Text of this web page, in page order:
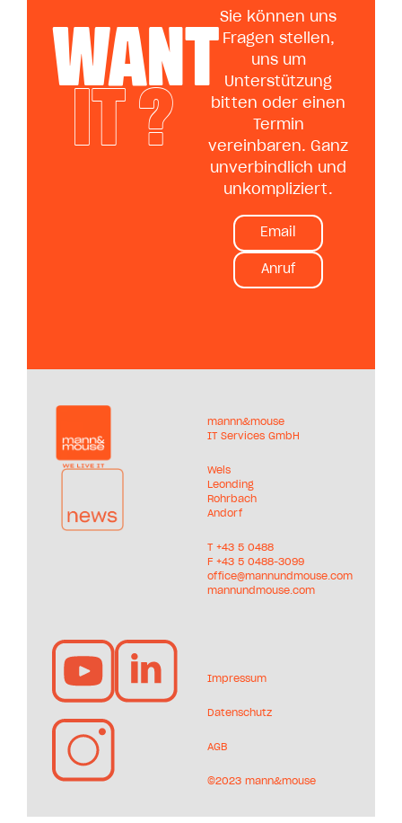
WANT
IT ?
Sie können uns
Fragen stellen,
uns um
Unterstützung
bitten oder einen
Termin
vereinbaren. Ganz
unverbindlich und
unkompliziert.
Email
Anruf
mannn&mouse
IT Services GmbH
Wels
Leonding
Rohrbach
Andorf
T +43 5 0488
F +43 5 0488-3099
office@mannundmouse.com
mannundmouse.com
Impressum
Datenschutz
AGB
©2023 mann&mouse